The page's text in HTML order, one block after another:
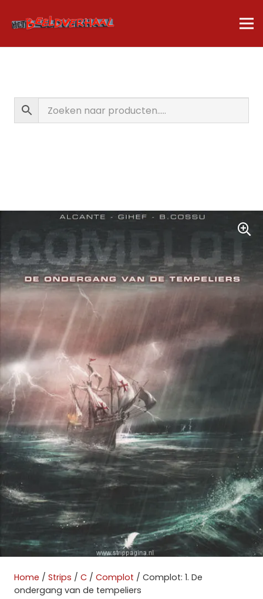
Home / Strips / C / Complot / Complot: 1. De
ondergang van de tempeliers